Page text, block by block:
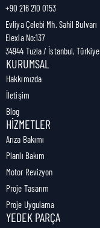
Nakliye Ağırlığı:
+90 216 210 0153
Evliya Çelebi Mh. Sahil Bulvarı
Elexia No:137
34944 Tuzla / İstanbul, Türkiye
KURUMSAL
Hakkımızda
İletişim
Blog
HIZMETLER
Arıza Bakımı
Planlı Bakım
Motor Revizyon
Proje Tasarım
Proje Uygulama
YEDEK PARÇA